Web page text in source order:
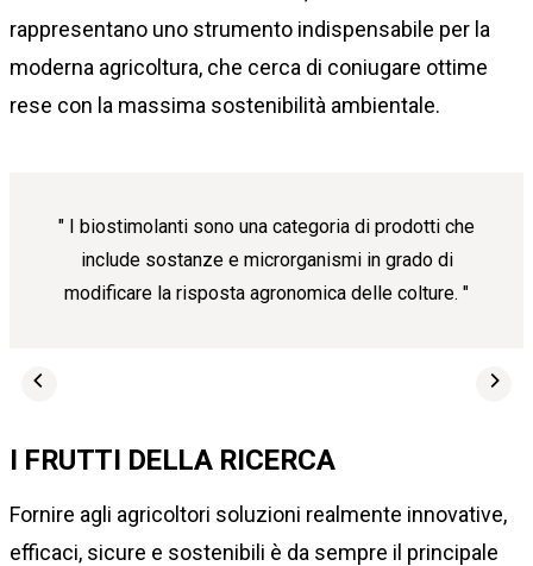
rappresentano uno strumento indispensabile per la
moderna agricoltura, che cerca di coniugare ottime
rese con la massima sostenibilità ambientale.
I biostimolanti sono una categoria di prodotti che
include sostanze e microrganismi in grado di
modificare la risposta agronomica delle colture.
I FRUTTI DELLA RICERCA
Fornire agli agricoltori soluzioni realmente innovative,
efficaci, sicure e sostenibili è da sempre il principale